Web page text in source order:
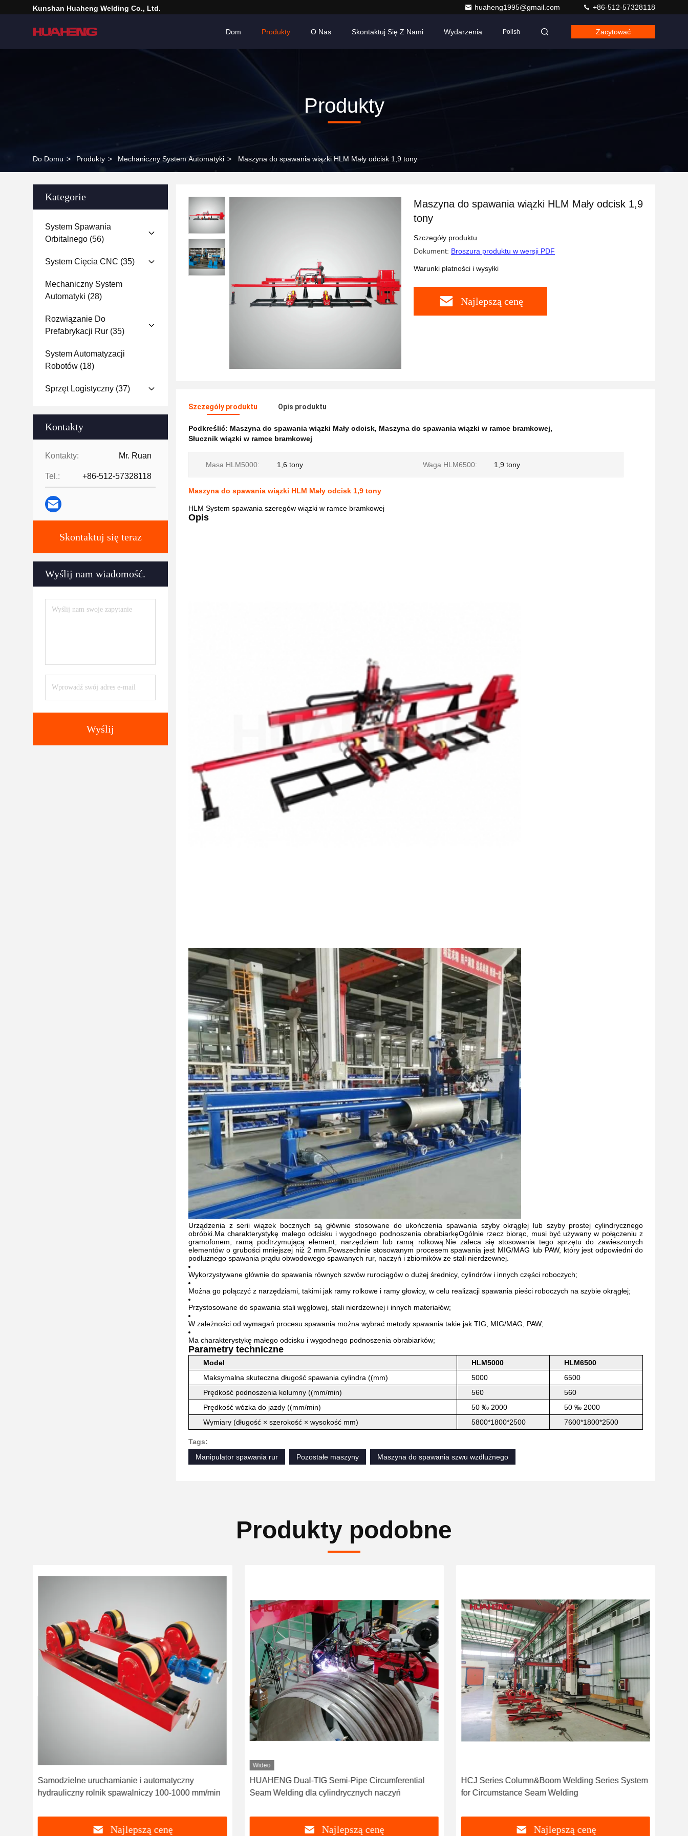
Kunshan Huaheng Welding Co., Ltd. huaheng1995@gmail.com +86-512-57328118
Dom Produkty O Nas Skontaktuj Się Z Nami Wydarzenia Polish Zacytować
Produkty
Do Domu > Produkty > Mechaniczny System Automatyki > Maszyna do spawania wiązki HLM Mały odcisk 1,9 tony
Kategorie
System Spawania
Orbitalnego (56)
System Cięcia CNC (35)
Mechaniczny System
Automatyki (28)
Rozwiązanie Do
Prefabrykacji Rur (35)
System Automatyzacji
Robotów (18)
Sprzęt Logistyczny (37)
Kontakty
Kontakty: Mr. Ruan
Tel.: +86-512-57328118
Skontaktuj się teraz
Wyślij nam wiadomość.
Wyślij
Maszyna do spawania wiązki HLM Mały odcisk 1,9
tony
Szczegóły produktu
Dokument: Broszura produktu w wersji PDF
Warunki płatności i wysyłki
Najlepszą cenę
Szczegóły produktu Opis produktu
Podkreślić: Maszyna do spawania wiązki Mały odcisk, Maszyna do spawania wiązki w ramce bramkowej,
Słucznik wiązki w ramce bramkowej
Masa HLM5000: 1,6 tony Waga HLM6500: 1,9 tony
Maszyna do spawania wiązki HLM Mały odcisk 1,9 tony
HLM System spawania szeregów wiązki w ramce bramkowej
Opis
Urządzenia z serii wiązek bocznych są głównie stosowane do ukończenia spawania szyby okrągłej lub szyby prostej cylindrycznego
obróbki.Ma charakterystykę małego odcisku i wygodnego podnoszenia obrabiarkęOgólnie rzecz biorąc, musi być używany w połączeniu z
gramofonem, ramą podtrzymującą element, narzędziem lub ramą rolkową.Nie zaleca się stosowania tego sprzętu do zawieszonych
elementów o grubości mniejszej niż 2 mm.Powszechnie stosowanym procesem spawania jest MIG/MAG lub PAW, który jest odpowiedni do
podłużnego spawania prądu obwodowego spawanych rur, naczyń i zbiorników ze stali nierdzewnej.
Wykorzystywane głównie do spawania równych szwów rurociągów o dużej średnicy, cylindrów i innych części roboczych;
Można go połączyć z narzędziami, takimi jak ramy rolkowe i ramy głowicy, w celu realizacji spawania pieści roboczych na szybie okrągłej;
Przystosowane do spawania stali węglowej, stali nierdzewnej i innych materiałów;
W zależności od wymagań procesu spawania można wybrać metody spawania takie jak TIG, MIG/MAG, PAW;
Ma charakterystykę małego odcisku i wygodnego podnoszenia obrabiarków;
Parametry techniczne
Model HLM5000
HLM6500
Maksymalna skuteczna długość spawania cylindra ((mm)
5000
6500
Prędkość podnoszenia kolumny ((mm/min)
560
560
Prędkość wózka do jazdy ((mm/min)
50 ‰ 2000
50 ‰ 2000
Wymiary (długość × szerokość × wysokość mm)
5800*1800*2500 7600*1800*2500
Tags:
Manipulator spawania rur
Pozostałe maszyny Maszyna do spawania szwu wzdłużnego
Produkty podobne
Samodzielne uruchamianie i automatyczny
hydrauliczny rolnik spawalniczy 100-1000 mm/min
Najlepszą cenę
Wideo
HUAHENG Dual-TIG Semi-Pipe Circumferential
Seam Welding dla cylindrycznych naczyń
Najlepszą cenę
HCJ Series Column&Boom Welding Series System
for Circumstance Seam Welding
Najlepszą cenę